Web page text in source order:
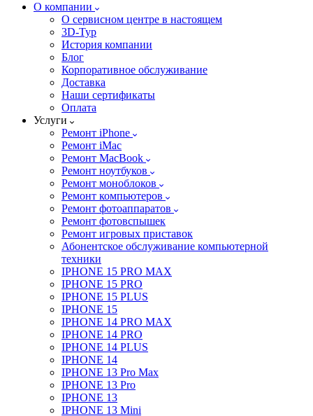
О компании
О сервисном центре в настоящем
3D-Тур
История компании
Блог
Корпоративное обслуживание
Доставка
Наши сертификаты
Оплата
Услуги
Ремонт iPhone
Ремонт iMac
Ремонт MacBook
Ремонт ноутбуков
Ремонт моноблоков
Ремонт компьютеров
Ремонт фотоаппаратов
Ремонт фотовспышек
Ремонт игровых приставок
Абонентское обслуживание компьютерной
техники
IPHONE 15 PRO MAX
IPHONE 15 PRO
IPHONE 15 PLUS
IPHONE 15
IPHONE 14 PRO MAX
IPHONE 14 PRO
IPHONE 14 PLUS
IPHONE 14
IPHONE 13 Pro Max
IPHONE 13 Pro
IPHONE 13
IPHONE 13 Mini